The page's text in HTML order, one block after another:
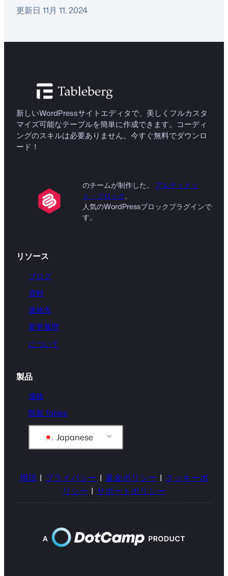
更新日 11月 11, 2024
新しいWordPressサイトエディタで、美しくフルカスタ
マイズ可能なテーブルを簡単に作成できます。コーディ
ングのスキルは必要ありません。今すぐ無料でダウンロ
ード！
のチームが制作した。 アルティメッ
ト・ブロック,
人気のWordPressブロックプラグインで
す。
リソース
ブログ
資料
連絡先
変更履歴
について
製品
価格
既製 Tables
Japanese
用語 | プライバシー | 返金ポリシー | クッキーポ
リシー | サポートポリシー